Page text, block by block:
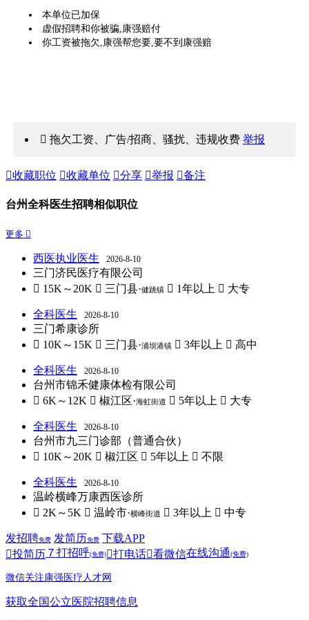
本单位已加保
虚假招聘和你被骗,康强赔付
你工资被拖欠,康强帮您要,要不到康强赔
 拖欠工资、广告/招商、骚扰、违规收费举报
收藏职位 收藏单位 分享 举报 备注
台州全科医生招聘相似职位
更多 
西医执业医生 2026-8-10
三门济民医疗有限公司
 15K～20K  三门县·健跳镇  1年以上  大专
全科医生 2026-8-10
三门希康诊所
 10K～15K  三门县·浦坝港镇  3年以上  高中
全科医生 2026-8-10
台州市锦禾健康体检有限公司
 6K～12K  椒江区·海虹街道  5年以上  大专
全科医生 2026-8-10
台州市九三门诊部（普通合伙）
 10K～20K  椒江区  5年以上  不限
全科医生 2026-8-10
温岭横峰万康西医诊所
 2K～5K  温岭市·横峰街道  3年以上  中专
发招聘免费 发简历免费 下载APP
投简历 ７ 打招呼(免费) 打电话看微信在线沟通(免费)
微信关注康强医疗人才网
获取全国公立医院招聘信息